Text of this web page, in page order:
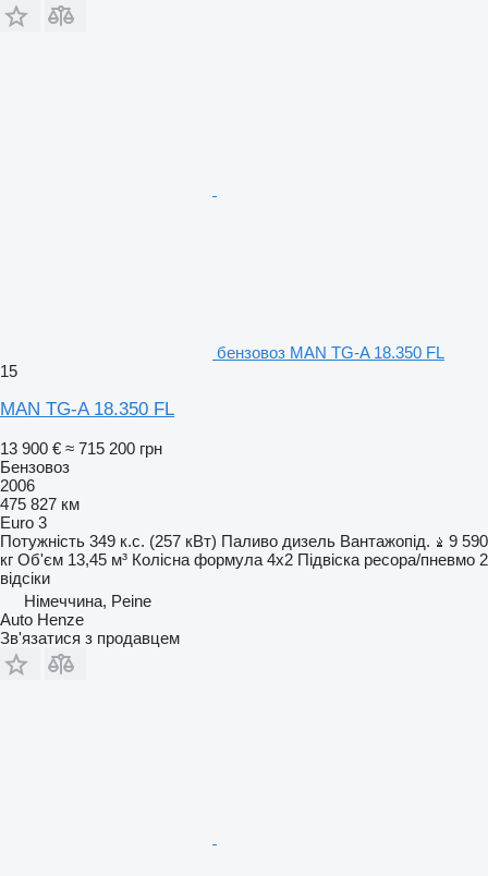
бензовоз MAN TG-A 18.350 FL
15
MAN TG-A 18.350 FL
13 900 € ≈ 715 200 грн
Бензовоз
2006
475 827 км
Euro 3
Потужність 349 к.с. (257 кВт) Паливо дизель Вантажопід.
9 590
кг Об'єм 13,45 м³ Колісна формула 4x2 Підвіска ресора/пневмо 2
відсіки
Німеччина, Peine
Auto Henze
Зв'язатися з продавцем